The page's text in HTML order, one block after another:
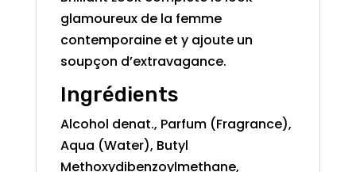
glamoureux de la femme
contemporaine et y ajoute un
soupçon d’extravagance.
Ingrédients
Alcohol denat., Parfum (Fragrance),
Aqua (Water), Butyl
Methoxydibenzoylmethane,